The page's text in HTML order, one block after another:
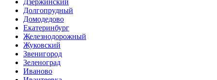
Дзержинский
Долгопрудный
Домодедово
Екатеринбург
Железнодорожный
Жуковский
Звенигород
Зеленоград
Иваново